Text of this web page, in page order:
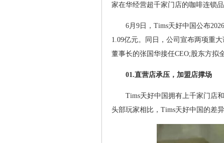
家在华经营超千家门店的咖啡连锁
6月9日，Tims天好中国公布
1.09亿元。同日，公司宣布两项重
董事长的张国华接任CEO;股东方拟
01.直营店承压，加盟店撑场
Tims天好中国拥有上千家门店
头部玩家相比，Tims天好中国的差